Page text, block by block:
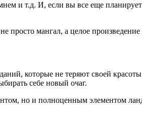
и т.д. И, если вы все еще
просто мангал, а целое произведение
которые не теряют своей
себе новый очаг.
но и полноценным элементом